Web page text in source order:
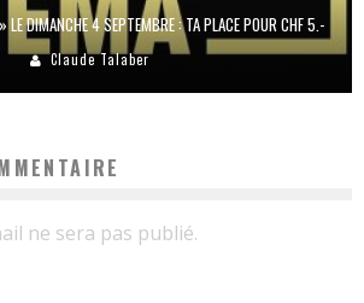
LE DIMANCHE 4 SEPTEMBRE : TA PLACE POUR CHF 5.-
Claude Talaber
ne sera pas publié.